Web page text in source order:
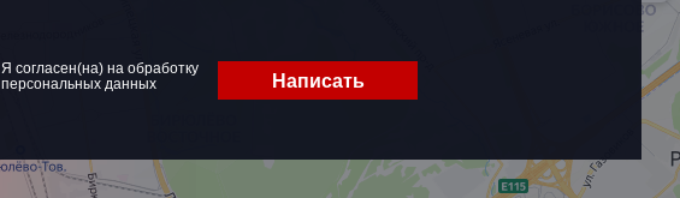
Я согласен(на) на обработку
персональных данных
Написать